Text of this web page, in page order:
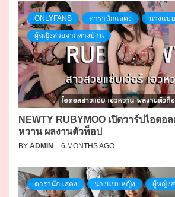
ONLYFANS ดารานักแสดง นางแบ
ผู้หญิงสวยจากทางบ้าน
NEWTY RUBYMOO เปิดวาร์ปไอดอ
หวาน ผลงานตัวท็อป
BY ADMIN 6 MONTHS AGO
ดารานักแสดง นางแบบหญิง ผู้หญิง